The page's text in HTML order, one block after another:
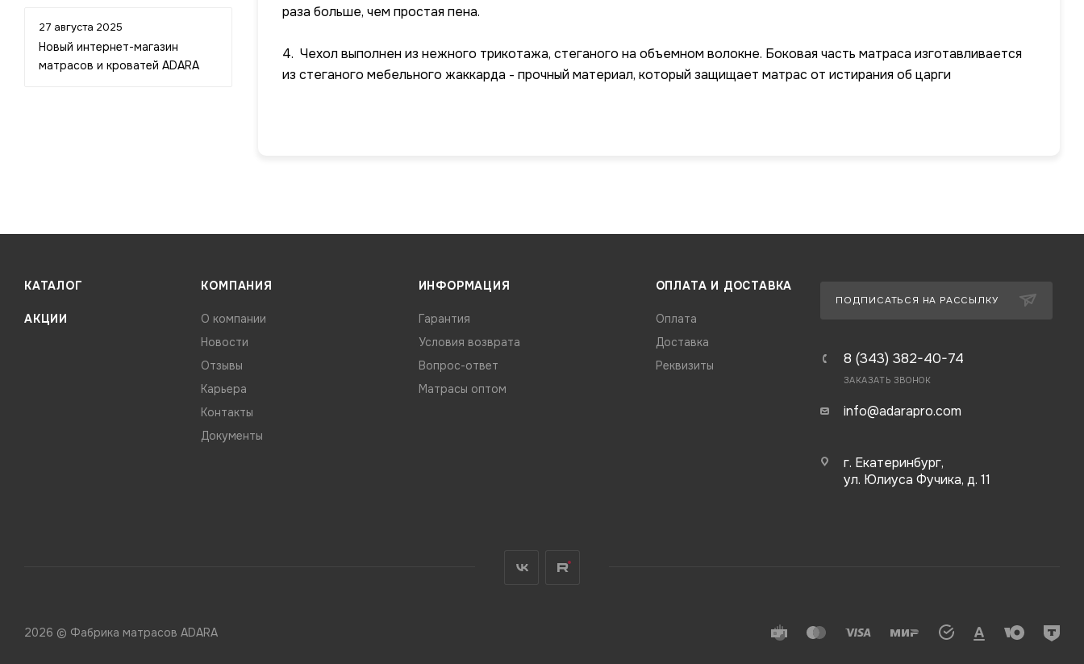
раза больше, чем простая пена.
4. Чехол выполнен из нежного трикотажа, стеганого на объемном волокне. Боковая часть матраса изготавливается
из стеганого мебельного жаккарда - прочный материал, который защищает матрас от истирания об царги
27 августа 2025
Новый интернет-магазин
матрасов и кроватей ADARA
КАТАЛОГ
АКЦИИ
КОМПАНИЯ
О компании
Новости
Отзывы
Карьера
Контакты
Документы
ИНФОРМАЦИЯ
Гарантия
Условия возврата
Вопрос-ответ
Матрасы оптом
ОПЛАТА И ДОСТАВКА
Оплата
Доставка
Реквизиты
ПОДПИСАТЬСЯ НА РАССЫЛКУ
8 (343) 382-40-74
ЗАКАЗАТЬ ЗВОНОК
info@adarapro.com
г. Екатеринбург,
ул. Юлиуса Фучика, д. 11
2026 © Фабрика матрасов ADARA